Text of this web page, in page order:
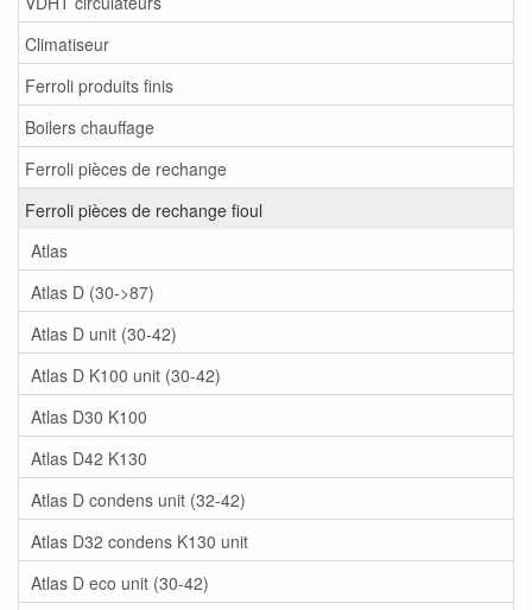
Climatiseur
Ferroli produits finis
Boilers chauffage
Ferroli pièces de rechange
Ferroli pièces de rechange fioul
Atlas
Atlas D (30->87)
Atlas D unit (30-42)
Atlas D K100 unit (30-42)
Atlas D30 K100
Atlas D42 K130
Atlas D condens unit (32-42)
Atlas D32 condens K130 unit
Atlas D eco unit (30-42)